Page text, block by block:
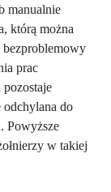
manualnie
którą można
prac
odchylana do
Powyższe
w takiej